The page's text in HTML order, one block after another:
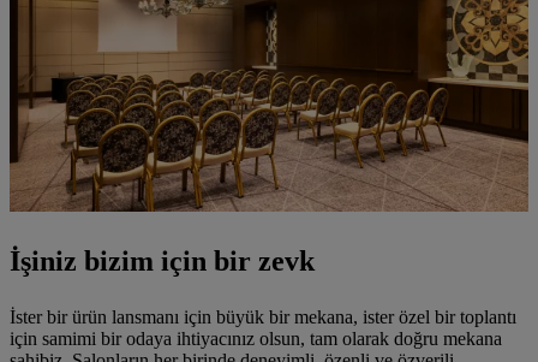
İşiniz bizim için bir zevk
İster bir ürün lansmanı için büyük bir mekana, ister özel bir toplantı
için samimi bir odaya ihtiyacınız olsun, tam olarak doğru mekana